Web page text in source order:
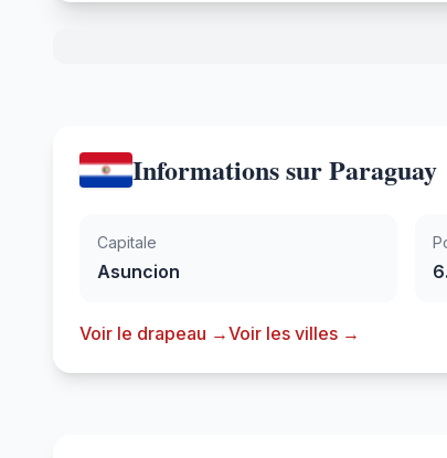
Informations sur Paraguay
Capitale
Asuncion
Voir le drapeau →Voir les villes →